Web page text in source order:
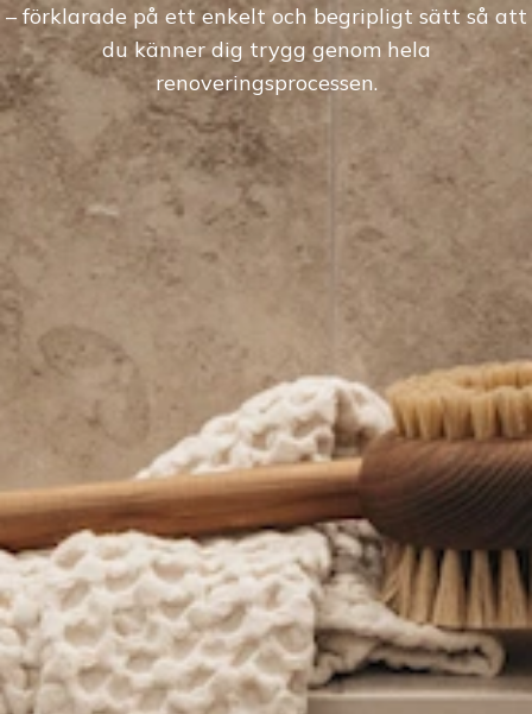
– förklarade på ett enkelt och begripligt sätt så att
du känner dig trygg genom hela
renoveringsprocessen.